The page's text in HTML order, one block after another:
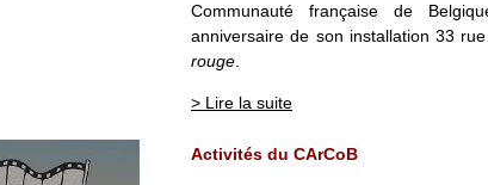
Communauté française de
anniversaire de son installation 33
rouge
> Lire la suite
Activités du CArCoB